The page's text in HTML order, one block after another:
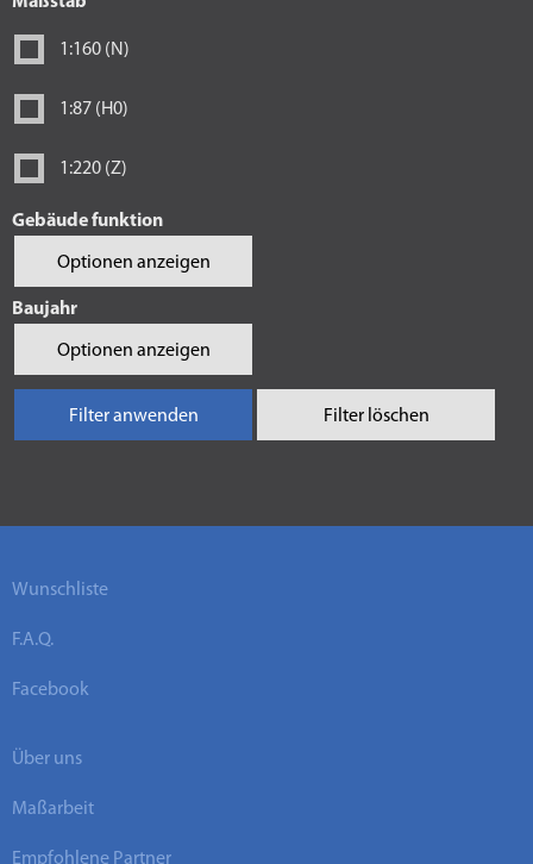
1:160 (N)
1:87 (H0)
1:220 (Z)
Gebäude funktion
Optionen anzeigen
Baujahr
Optionen anzeigen
Filter anwenden Filter löschen
Wunschliste
F.A.Q.
Facebook
Über uns
Maßarbeit
Empfohlene Partner